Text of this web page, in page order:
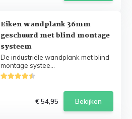
Eiken wandplank 36mm
geschuurd met blind montage
systeem
De industriële wandplank met blind
montage systee...
€ 54,95
Bekijken